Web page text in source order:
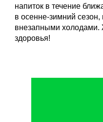
напиток в течение
в осенне-зимний сезон,
внезапными холодами.
здоровья!